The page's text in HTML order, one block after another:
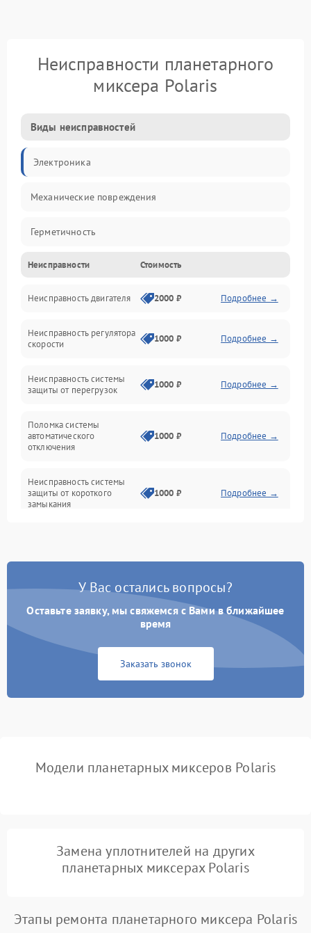
Неисправности планетарного
миксера Polaris
Виды неисправностей
Электроника
Механические повреждения
Герметичность
Механика
Электропитание
Привод
Неисправности Стоимость
Неисправность двигателя 2000 ₽ Подробнее →
Неисправность регулятора
скорости
1000 ₽ Подробнее →
Неисправность системы
защиты от перегрузок
1000 ₽ Подробнее →
Поломка системы
автоматического
отключения
1000 ₽ Подробнее →
Неисправность системы
защиты от короткого
замыкания
1000 ₽ Подробнее →
Неисправность системы
перенапряжения
1000 ₽ Подробнее →
Неисправность системы
защиты от замыкания
1000 ₽
защиты от перегрузок
У Вас остались вопросы?
Оставьте заявку, мы свяжемся с Вами в ближайшее
время
Заказать звонок
Модели планетарных миксеров Polaris
Замена уплотнителей на других
планетарных миксерах Polaris
Этапы ремонта планетарного миксера Polaris